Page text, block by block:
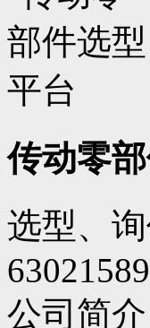
传动零
选型、
63021589
公司简介